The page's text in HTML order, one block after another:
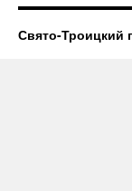
Свято-Троицкий